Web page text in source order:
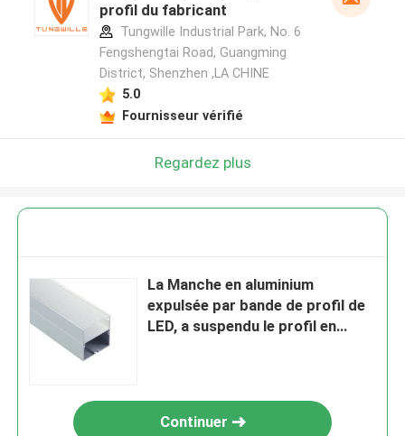
profil du fabricant
Tungwille Industrial Park, No. 6
Fengshengtai Road, Guangming
District, Shenzhen ,LA CHINE
5.0
Fournisseur vérifié
Regardez plus
La Manche en aluminium
expulsée par bande de profil de
LED, a suspendu le profil en
Continuer